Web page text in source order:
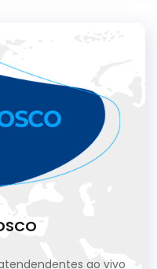
ao vivo